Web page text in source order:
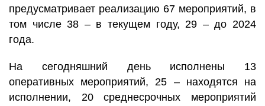
предусматривает реализацию 67 мероприятий, в
том числе 38 – в текущем году, 29 – до 2024
года.
На сегодняшний день исполнены 13
оперативных мероприятий, 25 – находятся на
исполнении, 20 среднесрочных мероприятий